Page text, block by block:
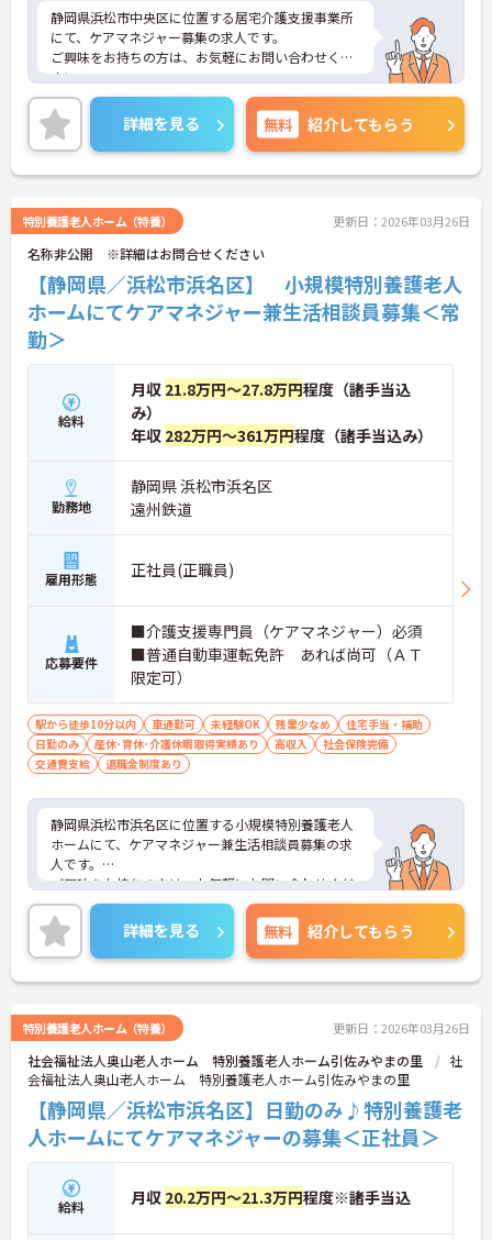
静岡県浜松市中央区に位置する居宅介護支援事業所
にて、ケアマネジャー募集の求人です。
ご興味をお持ちの方は、お気軽にお問い合わせくだ
さい。
詳細を見る 無料 紹介してもらう
特別養護老人ホーム（特養） 更新日：2026年03月26日
名称非公開 ※詳細はお問合せください
【静岡県／浜松市浜名区】 小規模特別養護老人
ホームにてケアマネジャー兼生活相談員募集＜常
勤＞
給料
月収 21.8万円～27.8万円程度（諸手当込
み）
年収 282万円～361万円程度（諸手当込み）
勤務地
静岡県 浜松市浜名区
遠州鉄道
雇用形態 正社員(正職員)
応募要件
■介護支援専門員（ケアマネジャー）必須
■普通自動車運転免許 あれば尚可（ＡＴ
限定可）
駅から徒歩10分以内 車通勤可 未経験OK 残業少なめ
住宅手当・補助
日勤のみ
産休･育休･介護休暇取得実績あり 高収入
社会保険完備
交通費支給
退職金制度あり
静岡県浜松市浜名区に位置する小規模特別養護老人
ホームにて、ケアマネジャー兼生活相談員募集の求
人です。
ご興味をお持ちの方は、お気軽にお問い合わせくだ
さい。
詳細を見る 無料 紹介してもらう
特別養護老人ホーム（特養） 更新日：2026年03月26日
社会福祉法人奥山老人ホーム 特別養護老人ホーム引佐みやまの里
社
会福祉法人奥山老人ホーム 特別養護老人ホーム引佐みやまの里
【静岡県／浜松市浜名区】日勤のみ♪特別養護老
人ホームにてケアマネジャーの募集＜正社員＞
給料 月収 20.2万円～21.3万円程度※諸手当込